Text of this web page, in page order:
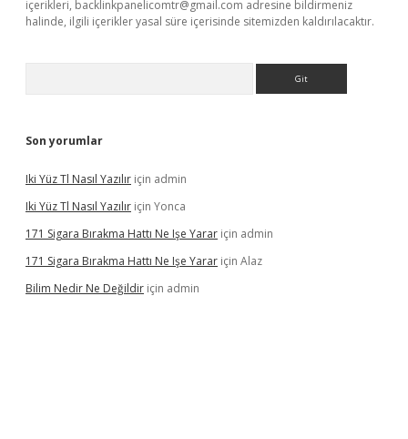
içerikleri, backlinkpanelicomtr@gmail.com adresine bildirmeniz
halinde, ilgili içerikler yasal süre içerisinde sitemizden kaldırılacaktır.
Son yorumlar
Iki Yüz Tl Nasıl Yazılır için admin
Iki Yüz Tl Nasıl Yazılır için Yonca
171 Sigara Bırakma Hattı Ne Işe Yarar için admin
171 Sigara Bırakma Hattı Ne Işe Yarar için Alaz
Bilim Nedir Ne Değildir için admin